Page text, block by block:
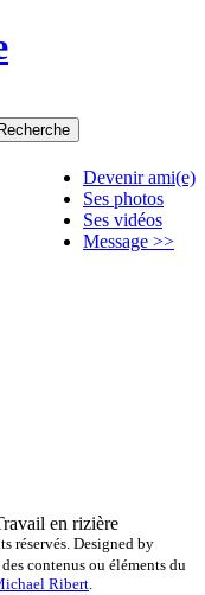
Devenir ami(e)
Ses photos
Ses vidéos
Message >>
en rizière
réservés. Designed by
contenus ou éléments du
Ribert.